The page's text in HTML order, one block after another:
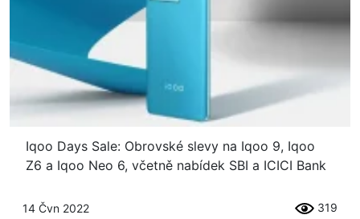
Iqoo Days Sale: Obrovské slevy na Iqoo 9, Iqoo
Z6 a Iqoo Neo 6, včetně nabídek SBI a ICICI Bank
14 Čvn 2022 319